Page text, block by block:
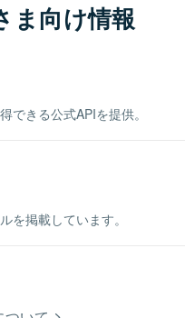
ま向け情報
できる公式APIを提供。
を掲載しています。